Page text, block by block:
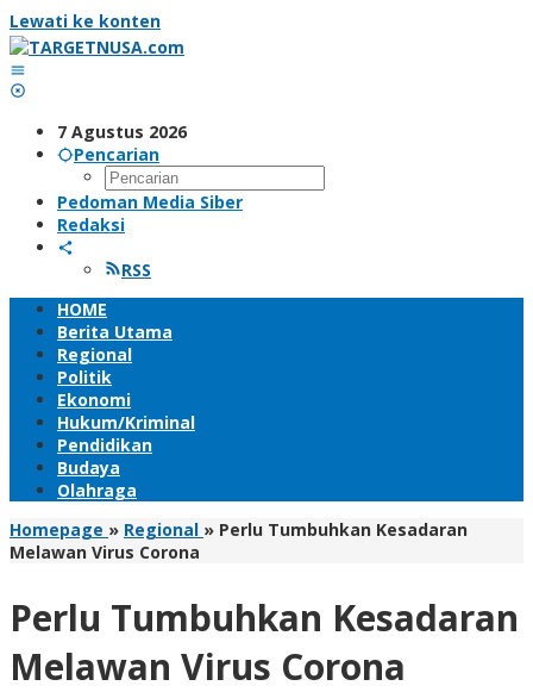
Lewati ke konten
7 Agustus 2026
Pencarian
Pedoman Media Siber
Redaksi
RSS
HOME
Berita Utama
Regional
Politik
Ekonomi
Hukum/Kriminal
Pendidikan
Budaya
Olahraga
Homepage » Regional » Perlu Tumbuhkan Kesadaran
Melawan Virus Corona
Perlu Tumbuhkan Kesadaran
Melawan Virus Corona